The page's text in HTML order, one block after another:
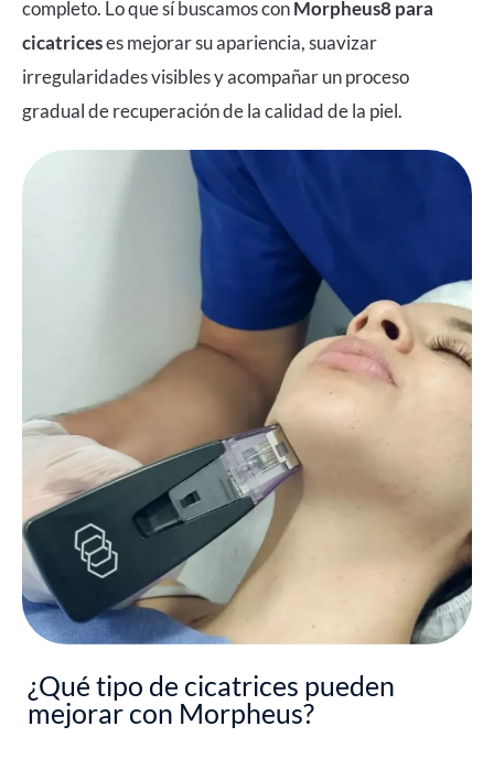
completo. Lo que sí buscamos conMorpheus8 para
cicatriceses mejorar su apariencia, suavizar
irregularidades visibles y acompañar un proceso
gradual de recuperación de la calidad de la piel.
¿Qué tipo de cicatrices pueden
mejorar con Morpheus?